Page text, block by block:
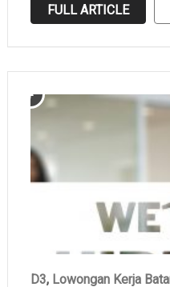
FULL ARTICLE
D3, Lowongan Kerja